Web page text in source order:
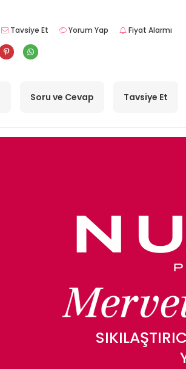
Tavsiye Et Yorum Yap Fiyat Alarmı
Soru ve Cevap Tavsiye Et